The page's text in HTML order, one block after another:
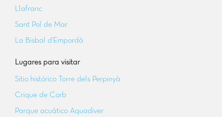
Llafranc
Sant Pol de Mar
La Bisbal d'Empordà
Lugares para visitar
Sitio histórico Torre dels Perpinyà
Crique de Corb
Parque acuático Aquadiver